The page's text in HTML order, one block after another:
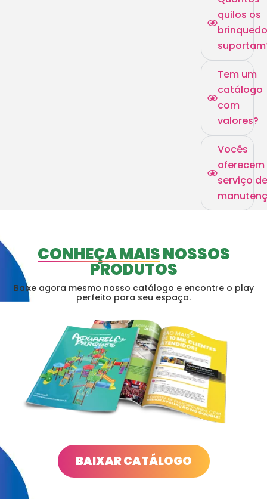
quilos os
Tem um
catálogo
com
valores?
Vocês
oferecem
serviço
CONHEÇA MAISNOSSOS
PRODUTOS
Baixe agora mesmo nosso catálogo e encontre o play
perfeito para seu espaço.
BAIXAR CATÁLOGO